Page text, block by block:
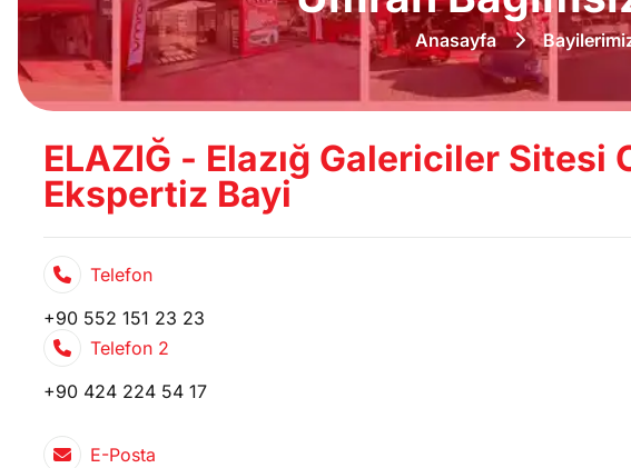
Anasayfa
ELAZIĞ - Elazığ Galericiler Sitesi
Ekspertiz Bayi
Telefon
+90 552 151 23 23
Telefon 2
+90 424 224 54 17
E-Posta